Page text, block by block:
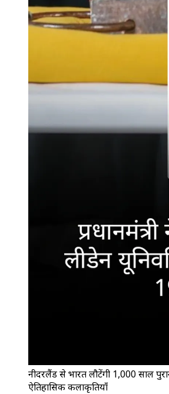
नीदरलैंड से भारत लौटेंगी 1,000 साल
ऐतिहासिक कलाकृतियाँ